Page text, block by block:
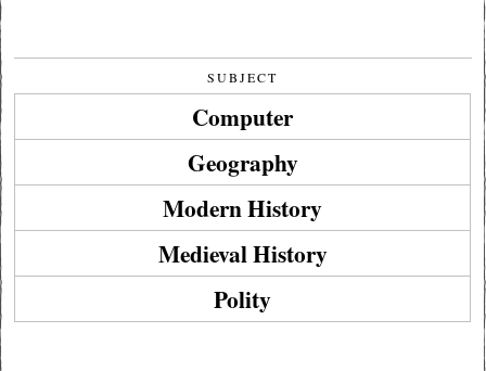
SUBJECT
Computer
Geography
Modern History
Medieval History
Polity